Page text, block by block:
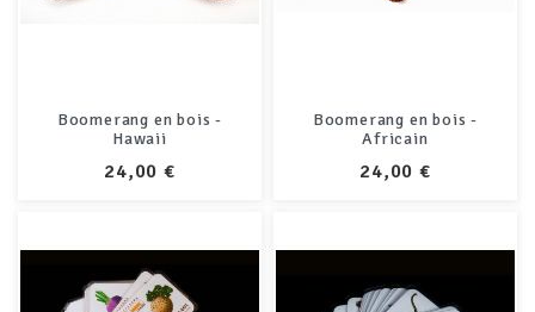
Boomerang en bois -
Hawaii
PRIX
24,00 €
Boomerang en bois -
Africain
PRIX
24,00 €